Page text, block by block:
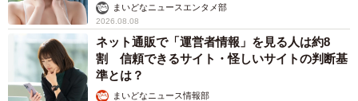
まいどなニュースエンタメ部
2026.08.08
ネット通販で「運営者情報」を見る人は約8
割 信頼できるサイト・怪しいサイトの判断基
準とは？
まいどなニュース情報部